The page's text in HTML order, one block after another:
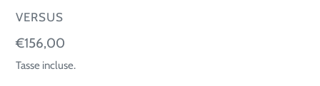
VENDITORE
VERSUS
Prezzo
di
€156,00
Tasse incluse.